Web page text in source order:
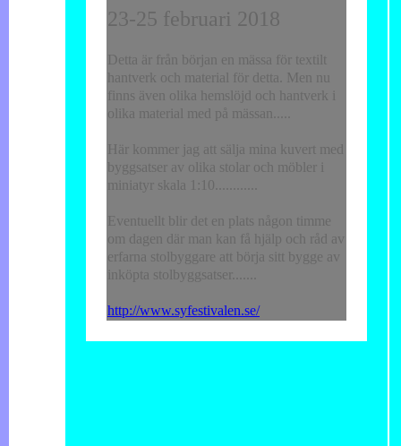
23-25 februari 2018
Detta är från början en mässa för textilt
hantverk och material för detta. Men nu
finns även olika hemslöjd och hantverk i
olika material med på mässan.....
Här kommer jag att sälja mina kuvert med
byggsatser av olika stolar och möbler i
miniatyr skala 1:10............
Eventuellt blir det en plats någon timme
om dagen där man kan få hjälp och råd av
erfarna stolbyggare att börja sitt bygge av
inköpta stolbyggsatser.......
http://www.syfestivalen.se/